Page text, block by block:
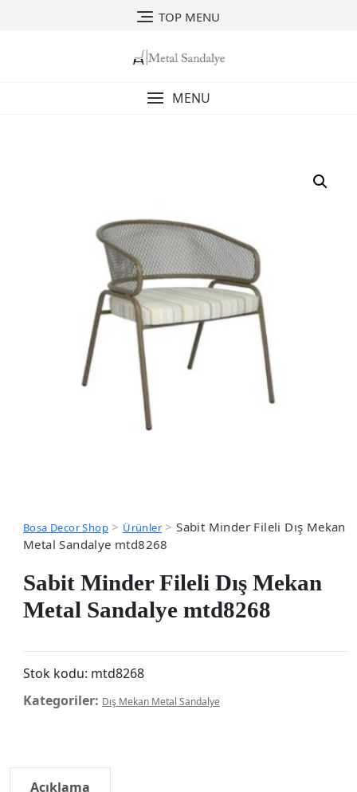
TOP MENU
MENU
Bosa Decor Shop> Ürünler>Sabit Minder Fileli Dış Mekan
Metal Sandalye mtd8268
Sabit Minder Fileli Dış Mekan
Metal Sandalye mtd8268
Stok kodu: mtd8268
Kategoriler: Dış Mekan Metal Sandalye
Açıklama